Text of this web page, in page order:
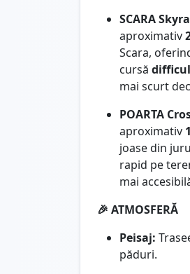
SCARA
aproximativ
Scara,
cursă
mai scurt
POARTA
aproximativ
joase din
rapid pe
mai
🎉 ATMOSFERĂ
Peisaj:
păduri.